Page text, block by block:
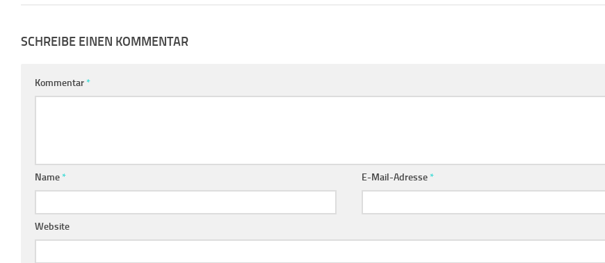
SCHREIBE EINEN KOMMENTAR
Kommentar*
Name* E-Mail-Adresse*
Website